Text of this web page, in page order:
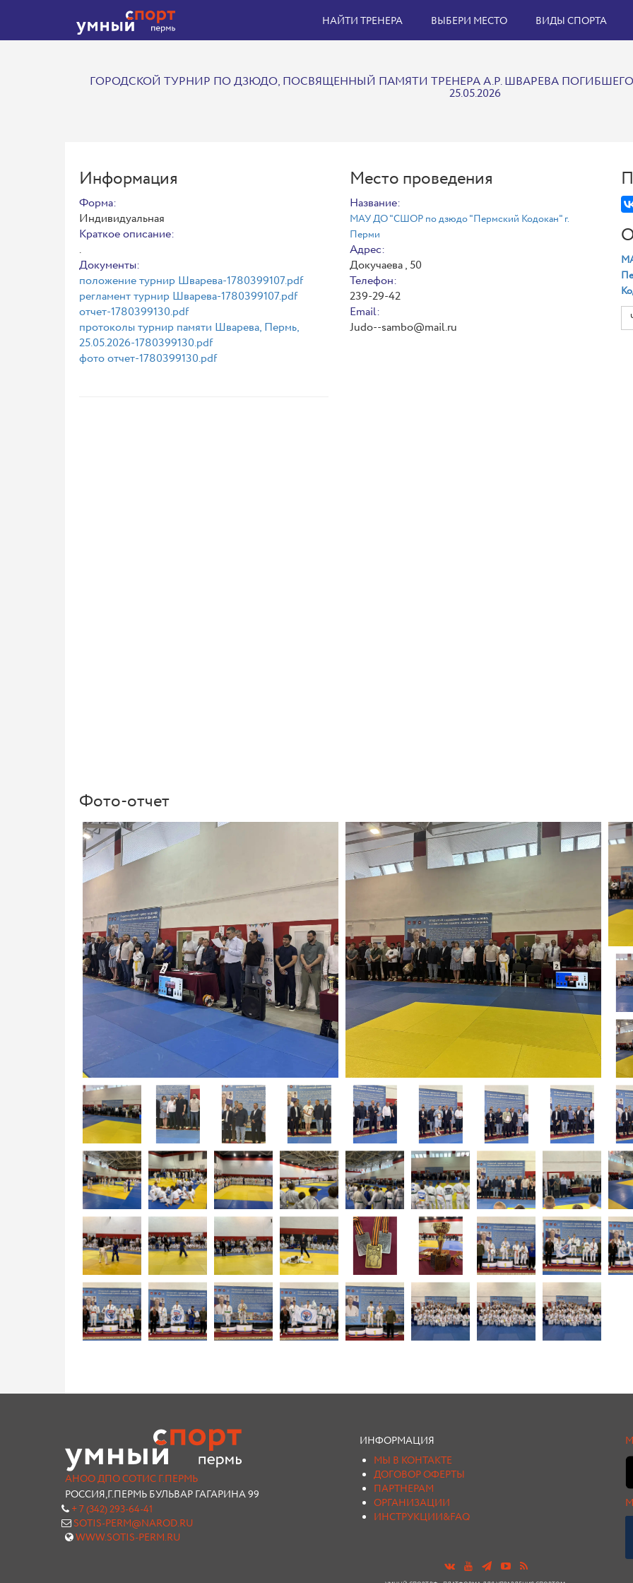
НАЙТИ ТРЕНЕРА ВЫБЕРИ МЕСТО ВИДЫ СПОРТА
ГОРОДСКОЙ ТУРНИР ПО ДЗЮДО, ПОСВЯЩЕННЫЙ ПАМЯТИ ТРЕНЕРА А.Р. ШВАРЕВА
25.05.2026
Информация
Форма:
Индивидуальная
Краткое описание:
.
Документы:
положение турнир Шварева-1780399107.pdf
регламент турнир Шварева-1780399107.pdf
отчет-1780399130.pdf
протоколы турнир памяти Шварева, Пермь,
25.05.2026-1780399130.pdf
фото отчет-1780399130.pdf
Место проведения
Название:
МАУ ДО "СШОР по дзюдо "Пермский Кодокан" г.
Перми
Адрес:
Докучаева , 50
Телефон:
239-29-42
Email:
Judo--sambo@mail.ru
Фото-отчет
АНОО ДПО СОТИС Г.ПЕРМЬ
РОССИЯ,Г.ПЕРМЬ БУЛЬВАР ГАГАРИНА 99
+ 7 (342) 293-64-41
SOTIS-PERM@NAROD.RU
WWW.SOTIS-PERM.RU
ИНФОРМАЦИЯ
МЫ В КОНТАКТЕ
ДОГОВОР ОФЕРТЫ
ПАРТНЕРАМ
ОРГАНИЗАЦИИ
ИНСТРУКЦИИ&FAQ